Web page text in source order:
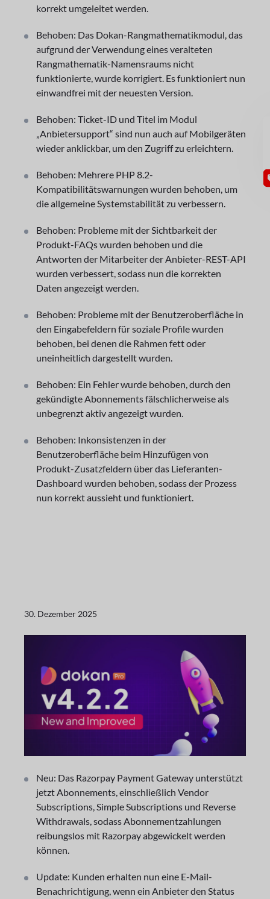
korrekt umgeleitet werden.
Behoben: Das Dokan-Rangmathematikmodul, das
aufgrund der Verwendung eines veralteten
Rangmathematik-Namensraums nicht
funktionierte, wurde korrigiert. Es funktioniert nun
einwandfrei mit der neuesten Version.
Behoben: Ticket-ID und Titel im Modul
„Anbietersupport“ sind nun auch auf Mobilgeräten
wieder anklickbar, um den Zugriff zu erleichtern.
Behoben: Mehrere PHP 8.2-
Kompatibilitätswarnungen wurden behoben, um
die allgemeine Systemstabilität zu verbessern.
Behoben: Probleme mit der Sichtbarkeit der
Produkt-FAQs wurden behoben und die
Antworten der Mitarbeiter der Anbieter-REST-API
wurden verbessert, sodass nun die korrekten
Daten angezeigt werden.
Behoben: Probleme mit der Benutzeroberfläche in
den Eingabefeldern für soziale Profile wurden
behoben, bei denen die Rahmen fett oder
uneinheitlich dargestellt wurden.
Behoben: Ein Fehler wurde behoben, durch den
gekündigte Abonnements fälschlicherweise als
unbegrenzt aktiv angezeigt wurden.
Behoben: Inkonsistenzen in der
Benutzeroberfläche beim Hinzufügen von
Produkt-Zusatzfeldern über das Lieferanten-
Dashboard wurden behoben, sodass der Prozess
nun korrekt aussieht und funktioniert.
30. Dezember 2025
Neu: Das Razorpay Payment Gateway unterstützt
jetzt Abonnements, einschließlich Vendor
Subscriptions, Simple Subscriptions und Reverse
Withdrawals, sodass Abonnementzahlungen
reibungslos mit Razorpay abgewickelt werden
können.
Update: Kunden erhalten nun eine E-Mail-
Benachrichtigung, wenn ein Anbieter den Status